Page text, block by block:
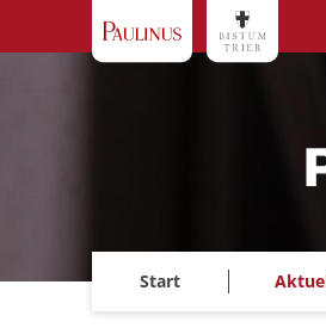
Start